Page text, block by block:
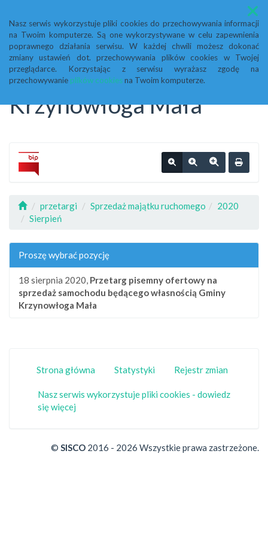
Nasz serwis wykorzystuje pliki cookies do przechowywania informacji
na Twoim komputerze. Są one wykorzystywane w celu zapewnienia
poprawnego działania serwisu. W każdej chwili możesz dokonać
zmiany ustawień dot. przechowywania plików cookies w Twojej
przeglądarce. Korzystając z serwisu wyrażasz zgodę na
przechowywanie plików cookiesna Twoim komputerze.
Menu
Biuletyn Informacji
Publicznej Urząd Gminy
Krzynowłoga Mała
przetargi Sprzedaż majątku ruchomego
2020
Sierpień
Proszę wybrać pozycję
18 sierpnia 2020, Przetarg pisemny ofertowy na
sprzedaż samochodu będącego własnością Gminy
Krzynowłoga Mała
Strona główna Statystyki Rejestr zmian
Nasz serwis wykorzystuje pliki cookies - dowiedz
się więcej
© SISCO 2016 - 2026 Wszystkie prawa zastrzeżone.